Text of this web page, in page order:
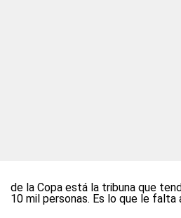
de la Copa está la tribuna que
10 mil personas. Es lo que le falta